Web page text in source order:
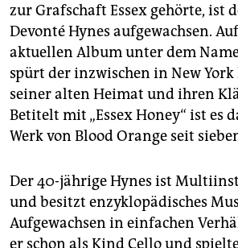
zur Grafschaft Essex gehörte, ist
Devonté Hynes aufgewachsen.
aktuellen Album unter dem
spürt der inzwischen in New
seiner alten Heimat und ihren
Betitelt mit „Essex Honey“ ist es
Werk von Blood Orange seit
Der 40-jährige Hynes ist
und besitzt enzyklopädisches
Aufgewachsen in einfachen
er schon als Kind Cello und